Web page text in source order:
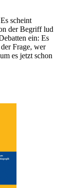
scheint
der Begriff lud
ein: Es
Frage, wer
es jetzt schon